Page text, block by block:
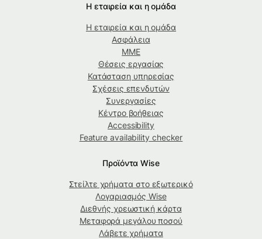
Η εταιρεία και η ομάδα
Η εταιρεία και η ομάδα
Ασφάλεια
ΜΜΕ
Θέσεις εργασίας
Κατάσταση υπηρεσίας
Σχέσεις επενδυτών
Συνεργασίες
Κέντρο βοήθειας
Accessibility
Feature availability checker
Προϊόντα Wise
Στείλτε χρήματα στο εξωτερικό
Λογαριασμός Wise
Διεθνής χρεωστική κάρτα
Μεταφορά μεγάλου ποσού
Λάβετε χρήματα